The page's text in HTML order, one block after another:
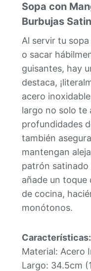
Sopa con
Burbujas
Al servir tu
o sacar
guisantes, hay
destaca,
acero
largo no solo te
profundidades
también
mantengan
patrón satinado
añade un toque
de cocina,
monótonos.
Características:
Material: Acero
Largo: 34.5cm